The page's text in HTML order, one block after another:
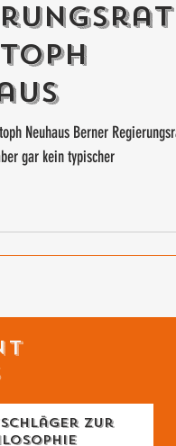
Neuhaus Berner
gar kein typischer